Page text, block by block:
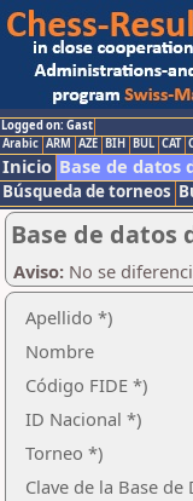
Logged on: Gast
Arabic ARM AZE BIH BUL CAT
Inicio Base de datos
Búsqueda de torneos
Base de datos
Aviso: No se
Apellido *)
Nombre
Código FIDE *)
ID Nacional *)
Torneo *)
Clave de la Base de